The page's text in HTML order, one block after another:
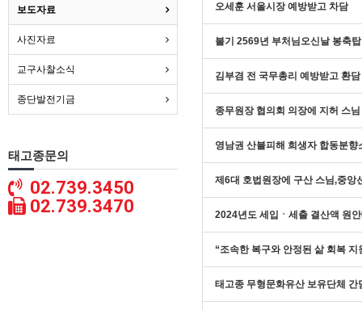
오세훈 서울시장 예방받고 차담
불기 2569년 부처님오신날 봉축
김부겸 전 국무총리 예방받고 환담
종무원장 협의회 의장에 지허 스
영남권 산불피해 희생자 합동분향
제6대 호법원장에 구산 스님,중앙
2024년도 세입ㆍ세출 결산액 원
“조속한 복구와 안정된 삶 회복 지
태고종 무형문화유산 보유단체 간
보도자료
사진자료
교구사찰소식
종단발전기금
태고종문의
02.739.3450
02.739.3470